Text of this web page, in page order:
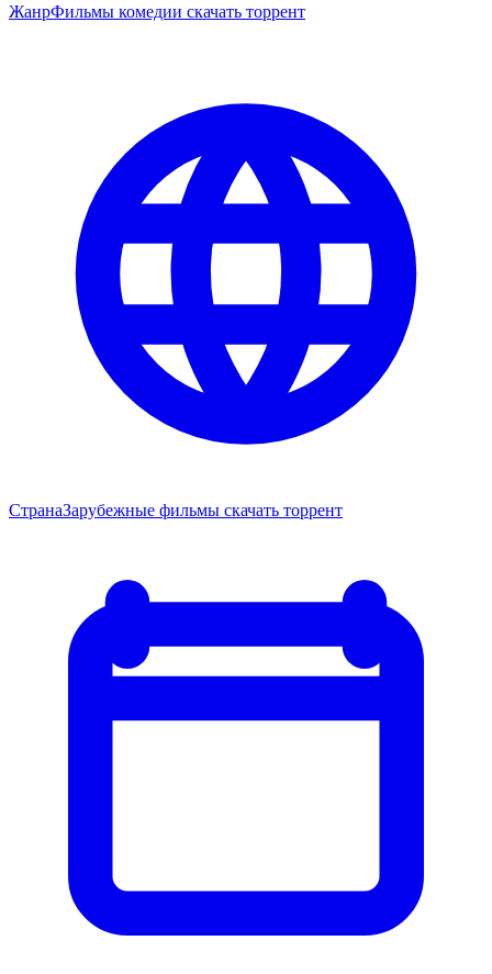
ЖанрФильмы комедии скачать торрент
СтранаЗарубежные фильмы скачать торрент